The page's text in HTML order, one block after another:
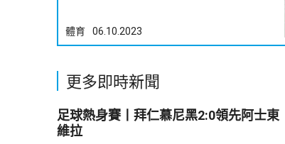
體育 06.10.2023
更多即時新聞
足球熱身賽丨拜仁慕尼黑2:0領先阿士東
維拉